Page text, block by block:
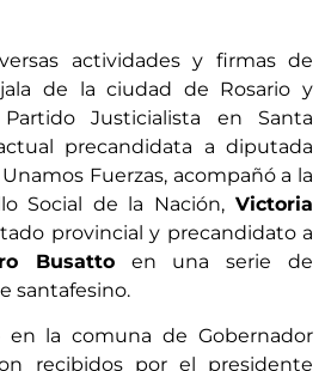
actividades y firmas de
de la ciudad de Rosario y
Justicialista en Santa
precandidata a diputada
Fuerzas, acompañó a la
Social de la Nación,Victoria
provincial y precandidato a
Busattoen una serie de
santafesino.
en la comuna de Gobernador
recibidos por el presidente